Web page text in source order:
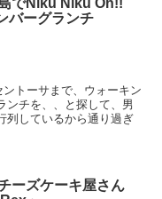
でNiku Niku Oh!!
バーグランチ
トーサまで、ウォーキン
ンチを、、と探して、男
列しているから通り過ぎ
ーズケーキ屋さん